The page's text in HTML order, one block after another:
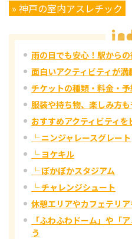
» 神戸の室内アスレチック
雨の日でも安心！駅からの
面白いアクティビティが
チケットの種類・料金・
服装や持ち物、楽しみ方
おすすめアクティビティを
└ ニンジャレースグレート
└ ヨケキル
└ ぽかぽかスタジアム
└ チャレンジシュート
休憩エリアやカフェテリ
「ふわふわドーム」や「
う